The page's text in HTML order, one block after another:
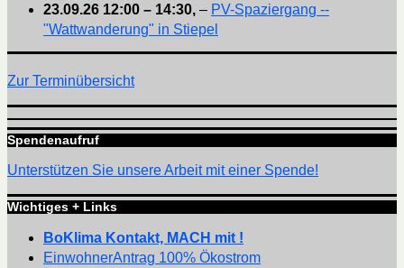
23.09.26 12:00 – 14:30, – PV-Spaziergang --
"Wattwanderung" in Stiepel
Zur Terminübersicht
Spendenaufruf
Unterstützen Sie unsere Arbeit mit einer Spende!
Wichtiges + Links
BoKlima Kontakt, MACH mit !
EinwohnerAntrag 100% Ökostrom